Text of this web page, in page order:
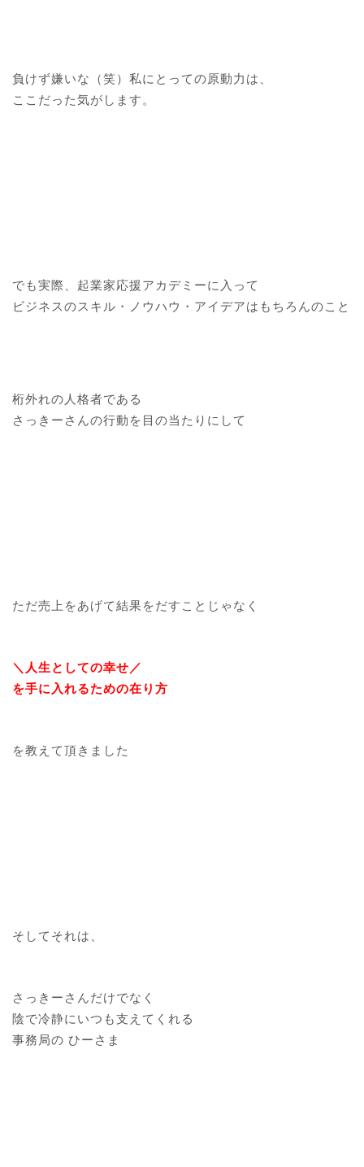
負けず嫌いな（笑）私にとっての原動力は、
ここだった気がします。
でも実際、起業家応援アカデミーに入って
ビジネスのスキル・ノウハウ・アイデアはもちろんのこと
桁外れの人格者である
さっきーさんの行動を目の当たりにして
ただ売上をあげて結果をだすことじゃなく
＼人生としての幸せ／
を手に入れるための在り方
を教えて頂きました
そしてそれは、
さっきーさんだけでなく
陰で冷静にいつも支えてくれる
事務局の ひーさま